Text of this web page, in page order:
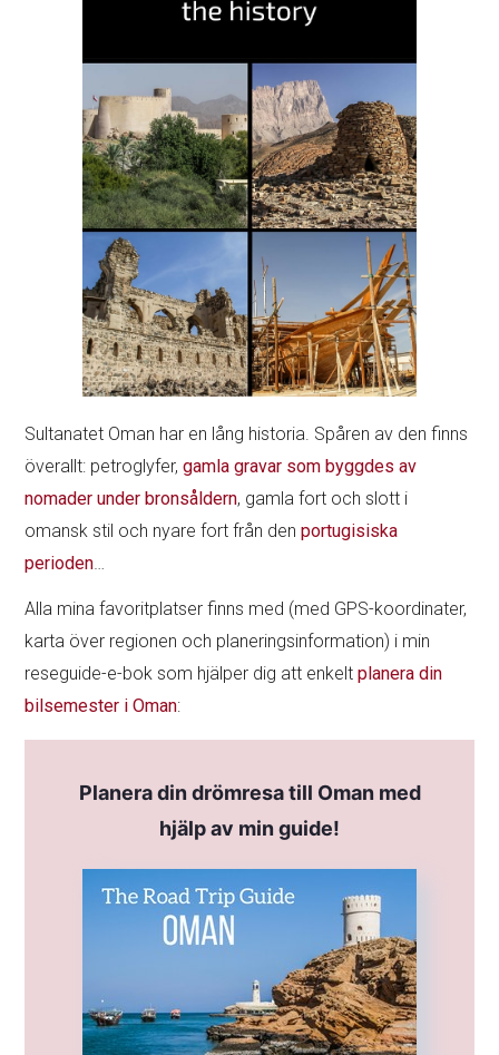
Sultanatet Oman har en lång historia. Spåren av den finns
överallt: petroglyfer,gamla gravar som byggdes av
nomader under bronsåldern, gamla fort och slott i
omansk stil och nyare fort från denportugisiska
perioden
Alla mina favoritplatser finns med (med GPS-koordinater,
karta över regionen och planeringsinformation) i min
reseguide-e-bok som hjälper dig att enkeltplanera din
bilsemester i Oman:
Planera din drömresa till Oman med
hjälp av min guide!